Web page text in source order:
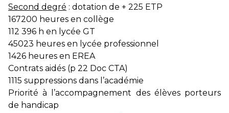
Second degré : dotation de + 225 ETP
167200 heures en collège
112 396 h en lycée GT
45023 heures en lycée professionnel
1426 heures en EREA
Contrats aidés (p 22 Doc CTA)
1115 suppressions dans l’académie
Priorité à l’accompagnement des élèves porteurs
de handicap